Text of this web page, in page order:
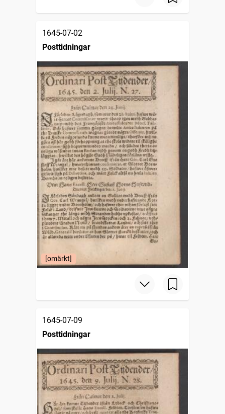
1645-07-02
Posttidningar
[omärkt]
1645-07-09
Posttidningar